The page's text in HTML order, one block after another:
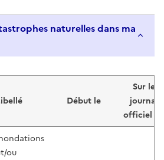
naturelles dans ma
Début le
Sur le
journal
officiel du
ou